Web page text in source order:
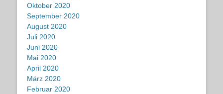
Oktober 2020
September 2020
August 2020
Juli 2020
Juni 2020
Mai 2020
April 2020
März 2020
Februar 2020